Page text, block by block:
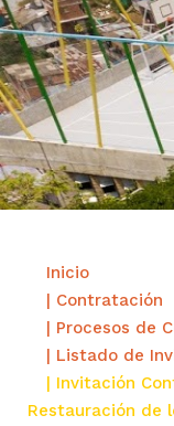
Inicio
| Contratación
| Procesos de
| Listado de
| Invitación
Restauración de